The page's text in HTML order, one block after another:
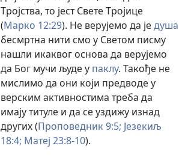
Тројства, то јест Свете Тројице
(Марко 12:29). Не верујемо да је душа
бесмртна нити смо у Светом писму
нашли икаквог основа да верујемо
да Бог мучи људе у паклу. Такође не
мислимо да они који предводе у
верским активностима треба да
имају титуле и да се уздижу изнад
других (Проповедник 9:5; Језекиљ
18:4; Матеј 23:8-10).